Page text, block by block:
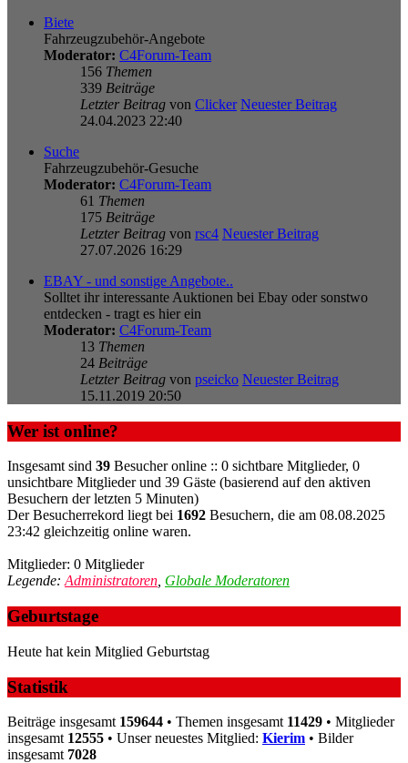
Biete
Fahrzeugzubehör-Angebote
Moderator: C4Forum-Team
156 Themen
339 Beiträge
Letzter Beitrag von Clicker Neuester Beitrag
24.04.2023 22:40
Suche
Fahrzeugzubehör-Gesuche
Moderator: C4Forum-Team
61 Themen
175 Beiträge
Letzter Beitrag von rsc4 Neuester Beitrag
27.07.2026 16:29
EBAY - und sonstige Angebote..
Solltet ihr interessante Auktionen bei Ebay oder sonstwo
entdecken - tragt es hier ein
Moderator: C4Forum-Team
13 Themen
24 Beiträge
Letzter Beitrag von pseicko Neuester Beitrag
15.11.2019 20:50
Wer ist online?
Insgesamt sind 39 Besucher online :: 0 sichtbare Mitglieder, 0
unsichtbare Mitglieder und 39 Gäste (basierend auf den aktiven
Besuchern der letzten 5 Minuten)
Der Besucherrekord liegt bei 1692 Besuchern, die am 08.08.2025
23:42 gleichzeitig online waren.
Mitglieder: 0 Mitglieder
Legende:Administratoren, Globale Moderatoren
Geburtstage
Heute hat kein Mitglied Geburtstag
Statistik
Beiträge insgesamt 159644 • Themen insgesamt 11429 • Mitglieder
insgesamt 12555 • Unser neuestes Mitglied: Kierim • Bilder
insgesamt 7028